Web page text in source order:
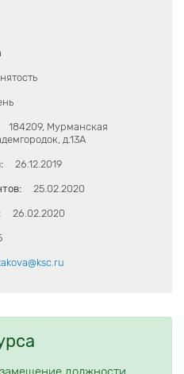
184209, Мурманская
д.13А
26.12.2019
25.02.2020
26.02.2020